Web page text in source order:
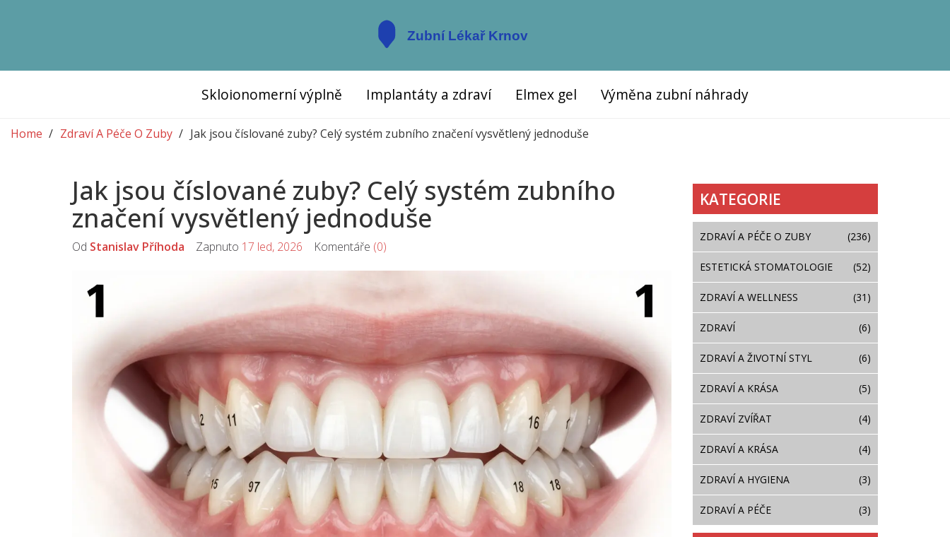
Skloionomerní výplně Implantáty a zdraví Elmex gel Výměna zubní náhrady
Home Zdraví A Péče O Zuby Jak jsou číslované zuby? Celý systém zubního značení vysvětlený jednoduše
Jak jsou číslované zuby? Celý systém zubního
značení vysvětlený jednoduše
Od Stanislav Příhoda Zapnuto 17 led, 2026 Komentáře (0)
KATEGORIE
ZDRAVÍ A PÉČE O ZUBY (236)
ESTETICKÁ STOMATOLOGIE (52)
ZDRAVÍ A WELLNESS (31)
ZDRAVÍ (6)
ZDRAVÍ A ŽIVOTNÍ STYL (6)
ZDRAVÍ A KRÁSA (5)
ZDRAVÍ ZVÍŘAT (4)
ZDRAVÍ A KRÁSA (4)
ZDRAVÍ A HYGIENA (3)
ZDRAVÍ A PÉČE (3)